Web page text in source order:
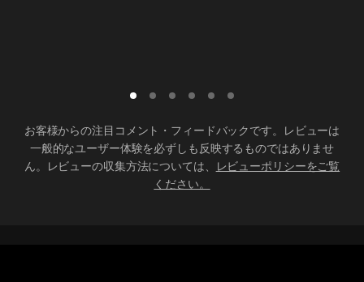
お客様からの注目コメント・フィードバックです。レビューは
一般的なユーザー体験を必ずしも反映するものではありませ
ん。レビューの収集方法については、
レビューポリシーをご覧
ください。